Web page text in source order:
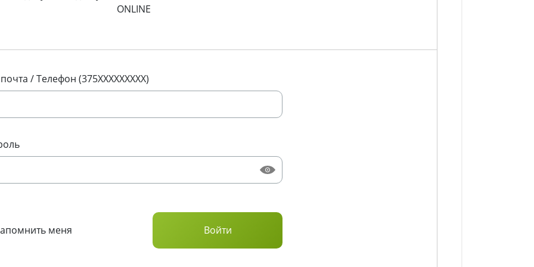
ONLINE
/ Телефон (375XXXXXXXXX)
меня